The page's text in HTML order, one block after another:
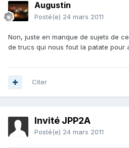
Augustin
Posté(e) 24 mars 2011
Non, juste en manque de sujets de
de trucs qui nous fout la patate pour
Citer
Invité JPP2A
Posté(e) 24 mars 2011